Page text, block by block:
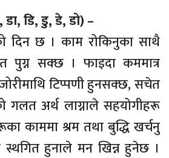
डि, डु, डे, डो) –
दिन छ । काम रोकिनुका साथै
पुग्न सक्छ । फाइदा कममात्र
टिप्पणी हुनसक्छ, सचेत
गलत अर्थ लाग्नाले सहयोगीहरू
काममा श्रम तथा बुद्धि खर्चनु
हुनाले मन खिन्न हुनेछ ।